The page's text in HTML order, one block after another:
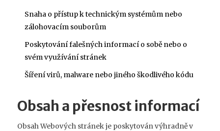
Snaha o přístup k technickým systémům nebo
zálohovacím souborům
Poskytování falešných informací o sobě nebo o
svém využívání stránek
Šíření virů, malware nebo jiného škodlivého kódu
Obsah a přesnost informací
Obsah Webových stránek je poskytován výhradně v